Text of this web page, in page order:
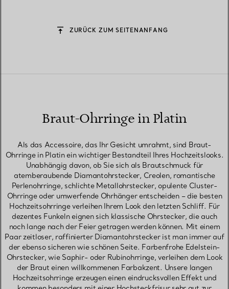
ZURÜCK ZUM SEITENANFANG
Braut-Ohrringe in Platin
Als das Accessoire, das Ihr Gesicht umrahmt, sind Braut-
Ohrringe in Platin ein wichtiger Bestandteil Ihres Hochzeitslooks.
Unabhängig davon, ob Sie sich als Brautschmuck für
atemberaubende Diamantohrstecker, Creolen, romantische
Perlenohrringe, schlichte Metallohrstecker, opulente Cluster-
Ohrringe oder umwerfende Ohrhänger entscheiden – die besten
Hochzeitsohrringe verleihen Ihrem Look den letzten Schliff. Für
dezentes Funkeln eignen sich klassische Ohrstecker, die auch
noch lange nach der Feier getragen werden können. Mit einem
Paar zeitloser, raffinierter Diamantohrstecker ist man immer auf
der ebenso sicheren wie schönen Seite. Farbenfrohe Edelstein-
Ohrstecker, wie Saphir- oder Rubinohrringe, verleihen dem Look
der Braut einen willkommenen Farbakzent. Unsere langen
Hochzeitsohrringe erzeugen einen eindrucksvollen Effekt und